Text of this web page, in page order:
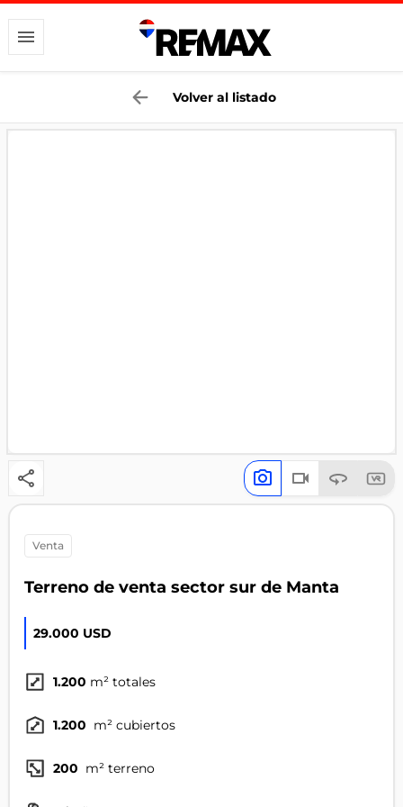
Volver al listado
venta
Terreno de venta sector sur de Manta
29.000 USD
1.200 m² totales
1.200 m² cubiertos
200 m² terreno